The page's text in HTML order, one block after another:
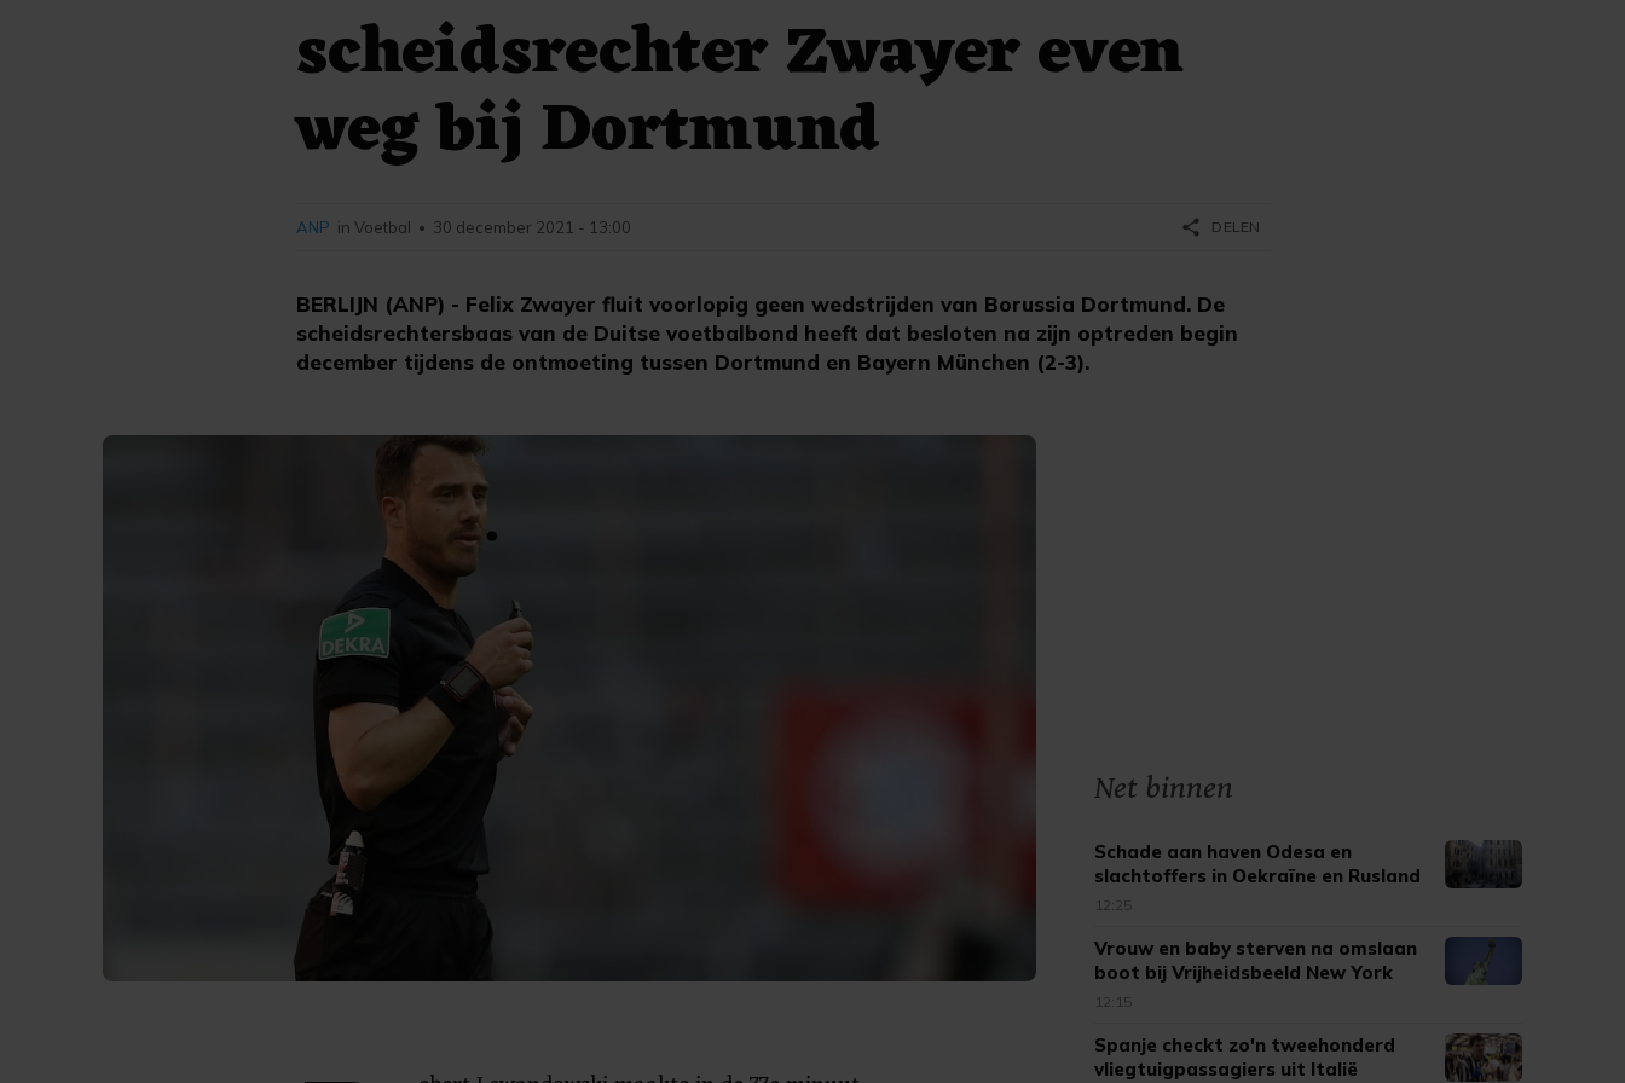
scheidsrechter Zwayer even
weg bij Dortmund
BERLIJN (ANP) - Felix Zwayer fluit voorlopig geen wedstrijden van Borussia Dortmund. De
scheidsrechtersbaas van de Duitse voetbalbond heeft dat besloten na zijn optreden begin
december tijdens de ontmoeting tussen Dortmund en Bayern München (2-3).
ANP in Voetbal • 30 december 2021 - 13:00 share DELEN
Net binnen
Schade aan haven Odesa en
slachtoffers in Oekraïne en Rusland
12:25
Vrouw en baby sterven na omslaan
boot bij Vrijheidsbeeld New York
12:15
Spanje checkt zo'n tweehonderd
vliegtuigpassagiers uit Italië